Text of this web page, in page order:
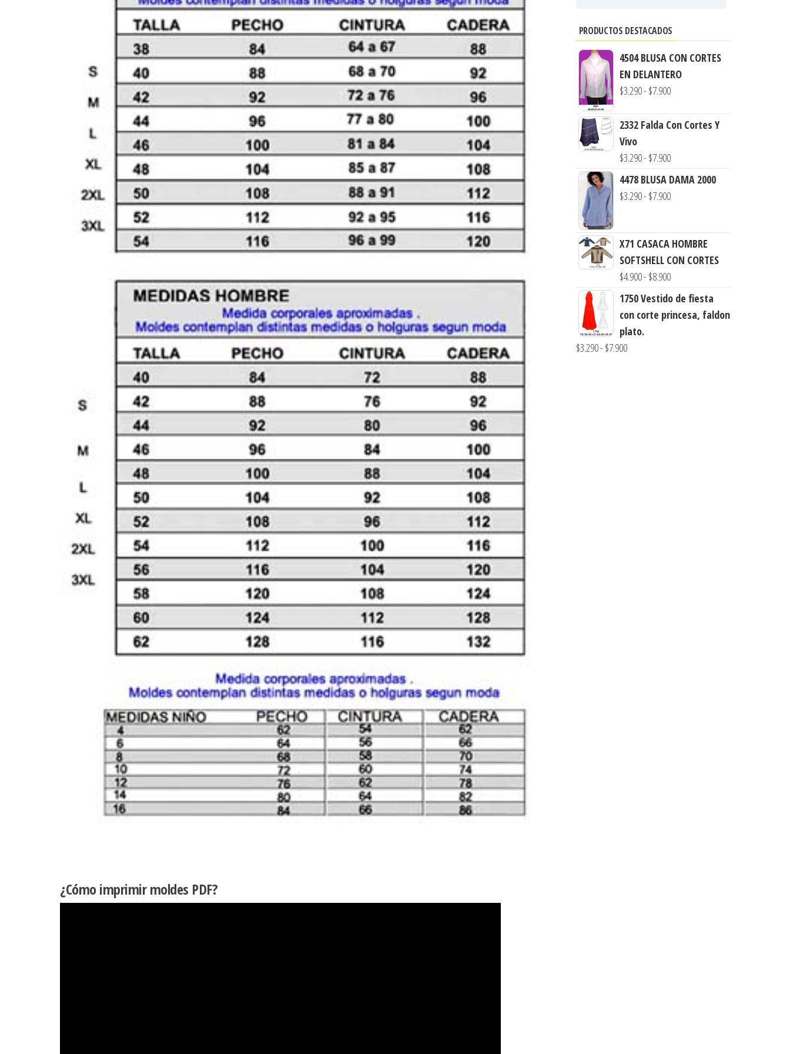
¿Cómo imprimir moldes PDF?
PRODUCTOS DESTACADOS
4504 BLUSA CON CORTES
EN DELANTERO
$3.290- $7.900Rango
precios:
$3.290
hasta
$7.900
2332 Falda Con Cortes Y
Vivo
$3.290- $7.900Rango
de
precios:
hasta
$7.900
4478 BLUSA DAMA 2000
$3.290- $7.900Rango
desde
$3.290
hasta
$7.900
X71 CASACA HOMBRE
SOFTSHELL CON CORTES
$4.900- $8.900Rango
de
precios:
1750 Vestido de fiesta
con corte princesa, faldon
plato.
$3.290- $7.900Rango